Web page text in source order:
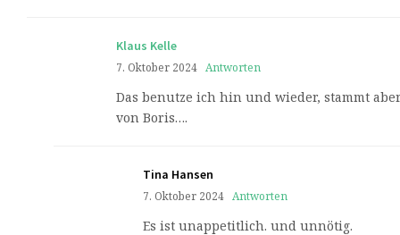
Klaus Kelle
7. Oktober 2024 Antworten
Das benutze ich hin und wieder, stammt
von Boris….
Tina Hansen
7. Oktober 2024 Antworten
Es ist unappetitlich. und unnötig.